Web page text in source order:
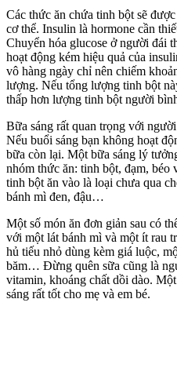
Các thức ăn chứa tinh bột sẽ
cơ thể. Insulin là hormone cần
Chuyển hóa glucose ở người đái
hoạt động kém hiệu quả của
vô hàng ngày chỉ nên chiếm
lượng. Nếu tổng lượng tinh bột
thấp hơn lượng tinh bột người
Bữa sáng rất quan trọng với
Nếu buổi sáng bạn không hoạt
bữa còn lại. Một bữa sáng lý
nhóm thức ăn: tinh bột, đạm, béo
tinh bột ăn vào là loại chưa qua
bánh mì đen, đậu…
Một số món ăn đơn giản sau có
với một lát bánh mì và một ít rau
hủ tiếu nhỏ dùng kèm giá luộc,
băm… Đừng quên sữa cũng là
vitamin, khoáng chất dồi dào.
sáng rất tốt cho mẹ và em bé.